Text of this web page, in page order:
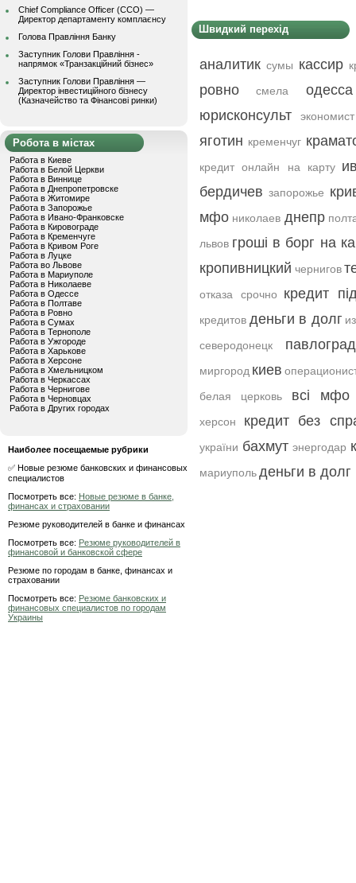
Chief Compliance Officer (CCO) —
Директор департаменту комплаєнсу
Голова Правління Банку
Заступник Голови Правління -
напрямок «Транзакційний бізнес»
Заступник Голови Правління —
Директор інвестиційного бізнесу
(Казначейство та Фінансові ринки)
Робота в містах
Работа в Киеве
Работа в Белой Церкви
Работа в Виннице
Работа в Днепропетровске
Работа в Житомире
Работа в Запорожье
Работа в Ивано-Франковске
Работа в Кировограде
Работа в Кременчуге
Работа в Кривом Роге
Работа в Луцке
Работа во Львове
Работа в Мариуполе
Работа в Николаеве
Работа в Одессе
Работа в Полтаве
Работа в Ровно
Работа в Сумах
Работа в Тернополе
Работа в Ужгороде
Работа в Харькове
Работа в Херсоне
Работа в Хмельницком
Работа в Черкассах
Работа в Чернигове
Работа в Черновцах
Работа в Других городах
Наиболее посещаемые рубрики
✅ Новые резюме банковских и финансовых
специалистов
Посмотреть все: Новые резюме в банке,
финансах и страховании
Резюме руководителей в банке и финансах
Посмотреть все: Резюме руководителей в
финансовой и банковской сфере
Резюме по городам в банке, финансах и
страховании
Посмотреть все: Резюме банковских и
финансовых специалистов по городам
Украины
Швидкий перехід
аналитик сумы кассир
ровно смела
одесса
юрисконсульт
экономист
яготин кременчуг
кредит онлайн на карту
бердичев запорожье
мфо николаев днепр
львов гроші в борг на
кропивницкий чернигов
отказа срочно кредит
кредитов деньги в долг
северодонецк
павлоград
миргород киев
белая церковь
всі мфо
херсон кредит без
україни бахмут энергодар
мариупольденьги в долг